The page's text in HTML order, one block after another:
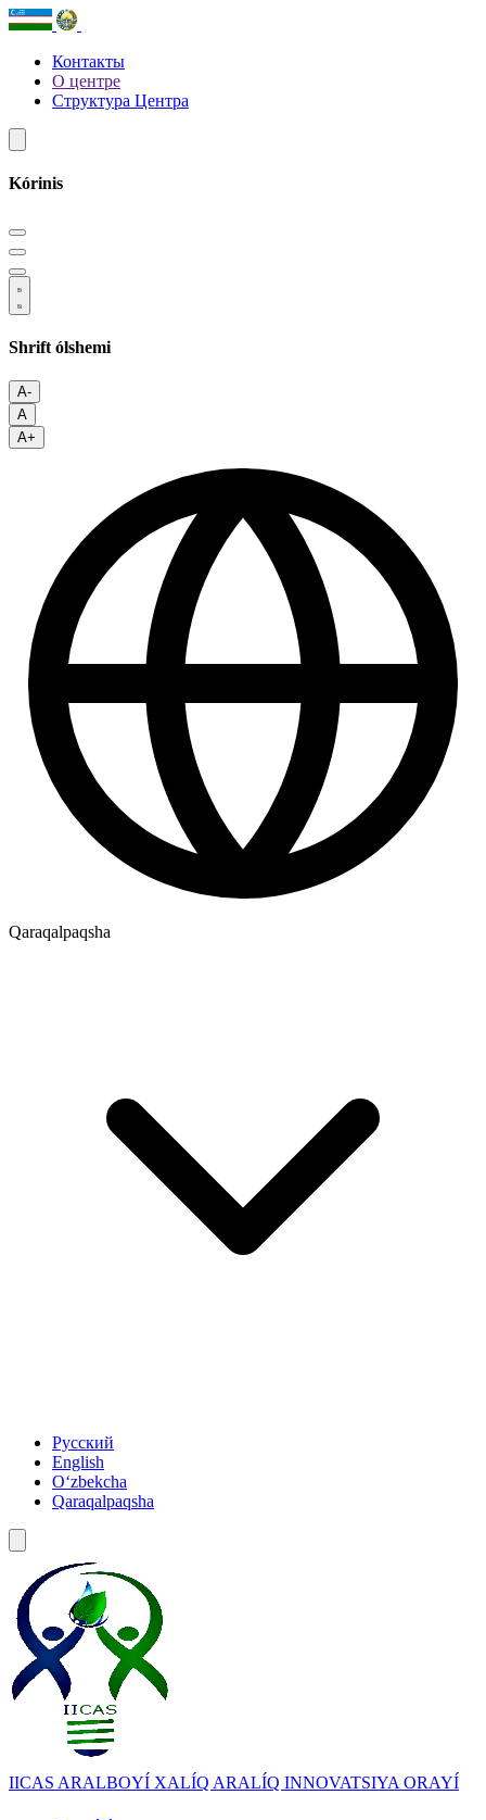
Контакты
О центре
Структура Центра
Kórinis
Shrift ólshemi
A-
A
A+
Qaraqalpaqsha
Русский
English
Oʻzbekcha
Qaraqalpaqsha
IICAS ARALBOYÍ XALÍQ ARALÍQ INNOVATSIYA ORAYÍ